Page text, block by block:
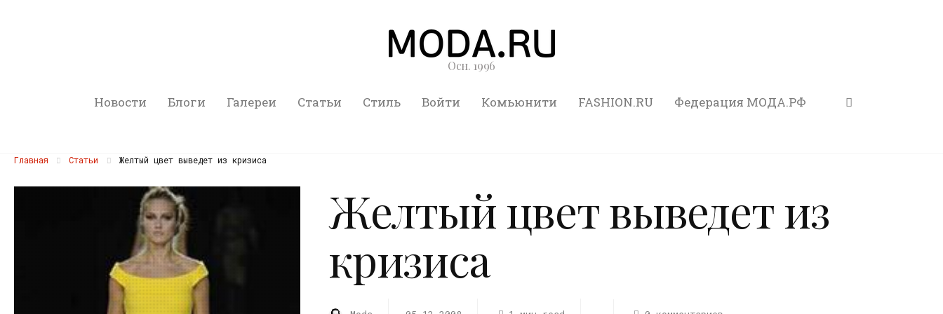
Осн. 1996
Новости Блоги Галереи Статьи Стиль Войти Комьюнити FASHION.RU Федерация МОДА.РФ
Главная Статьи Желтый цвет выведет из кризиса
Желтый цвет выведет из
кризиса